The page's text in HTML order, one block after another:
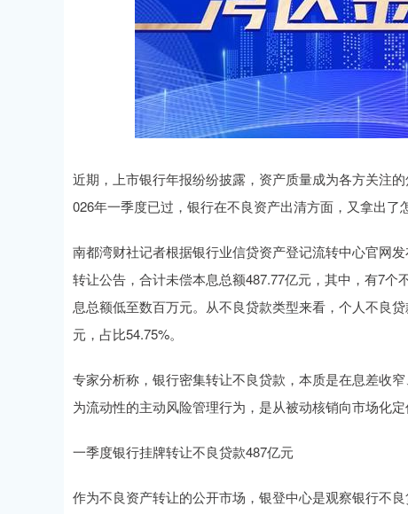
近期，上市银行年报纷纷披露，资产质量成为各方关注
026年一季度已过，银行在不良资产出清方面，又拿出了
南都湾财社记者根据银行业信贷资产登记流转中心官网
转让公告，合计未偿本息总额487.77亿元，其中，有7
息总额低至数百万元。从不良贷款类型来看，个人不良
元，占比54.75%。
专家分析称，银行密集转让不良贷款，本质是在息差收
为流动性的主动风险管理行为，是从被动核销向市场化定
一季度银行挂牌转让不良贷款487亿元
作为不良资产转让的公开市场，银登中心是观察银行不
1.02% 深证成指 14311.01 200.89